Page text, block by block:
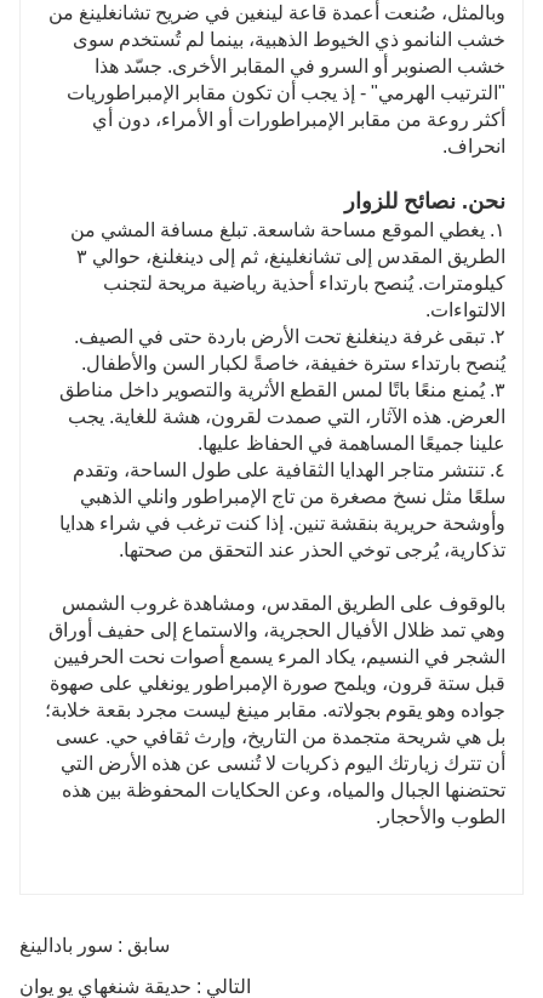
وبالمثل، صُنعت أعمدة قاعة لينغين في ضريح تشانغلينغ من
خشب النانمو ذي الخيوط الذهبية، بينما لم تُستخدم سوى
خشب الصنوبر أو السرو في المقابر الأخرى. جسّد هذا
"الترتيب الهرمي" - إذ يجب أن تكون مقابر الإمبراطوريات
أكثر روعة من مقابر الإمبراطورات أو الأمراء، دون أي
انحراف.
نحن. نصائح للزوار
١. يغطي الموقع مساحة شاسعة. تبلغ مسافة المشي من
الطريق المقدس إلى تشانغلينغ، ثم إلى دينغلنغ، حوالي ٣
كيلومترات. يُنصح بارتداء أحذية رياضية مريحة لتجنب
الالتواءات.
٢. تبقى غرفة دينغلنغ تحت الأرض باردة حتى في الصيف.
يُنصح بارتداء سترة خفيفة، خاصةً لكبار السن والأطفال.
٣. يُمنع منعًا باتًا لمس القطع الأثرية والتصوير داخل مناطق
العرض. هذه الآثار، التي صمدت لقرون، هشة للغاية. يجب
علينا جميعًا المساهمة في الحفاظ عليها.
٤. تنتشر متاجر الهدايا الثقافية على طول الساحة، وتقدم
سلعًا مثل نسخ مصغرة من تاج الإمبراطور وانلي الذهبي
وأوشحة حريرية بنقشة تنين. إذا كنت ترغب في شراء هدايا
تذكارية، يُرجى توخي الحذر عند التحقق من صحتها.
بالوقوف على الطريق المقدس، ومشاهدة غروب الشمس
وهي تمد ظلال الأفيال الحجرية، والاستماع إلى حفيف أوراق
الشجر في النسيم، يكاد المرء يسمع أصوات نحت الحرفيين
قبل ستة قرون، ويلمح صورة الإمبراطور يونغلي على صهوة
جواده وهو يقوم بجولاته. مقابر مينغ ليست مجرد بقعة خلابة؛
بل هي شريحة متجمدة من التاريخ، وإرث ثقافي حي. عسى
أن تترك زيارتك اليوم ذكريات لا تُنسى عن هذه الأرض التي
تحتضنها الجبال والمياه، وعن الحكايات المحفوظة بين هذه
الطوب والأحجار.
سابق : سور بادالينغ
التالي : حديقة شنغهاي يو يوان